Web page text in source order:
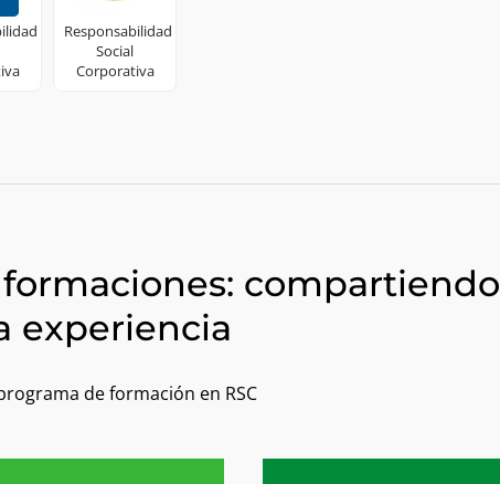
Responsabilidad
Social
Corporativa
compartiendo
experiencia
de formación en RSC